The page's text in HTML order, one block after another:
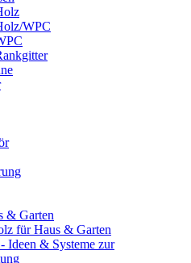
WPC
& Garten
für Haus & Garten
Ideen & Systeme zur